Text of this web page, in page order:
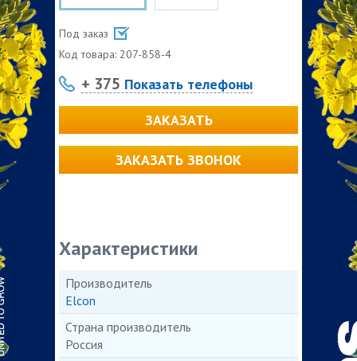
Под заказ
Код товара: 207-858-4
+ 375 Показать телефоны
ЗАКАЗАТЬ
ЗАКАЗАТЬ ЗВОНОК
Характеристики
Производитель
Elcon
Страна производитель
Россия